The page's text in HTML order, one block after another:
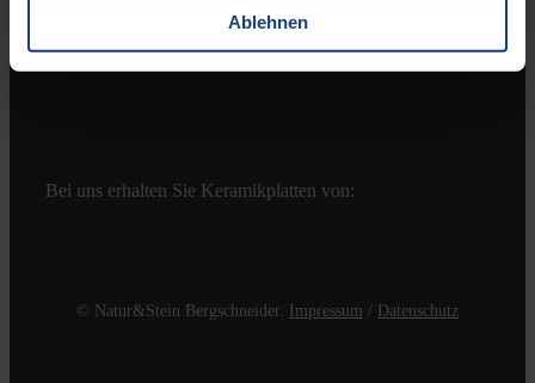
Ablehnen
Bei uns erhalten Sie Keramikplatten von:
© Natur&Stein Bergschneider. Impressum / Datenschutz